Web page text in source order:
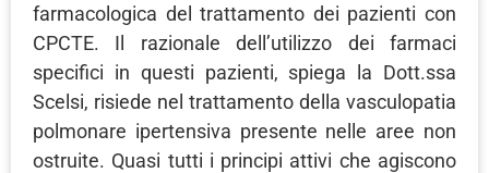
farmacologica del trattamento dei pazienti con
CPCTE. Il razionale dell’utilizzo dei farmaci
specifici in questi pazienti, spiega la Dott.ssa
Scelsi, risiede nel trattamento della vasculopatia
polmonare ipertensiva presente nelle aree non
ostruite. Quasi tutti i principi attivi che agiscono